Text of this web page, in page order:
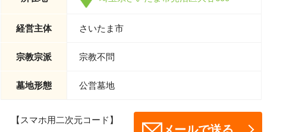
経営主体 さいたま市
宗教宗派 宗教不問
墓地形態 公営墓地
【スマホ用二次元コード】